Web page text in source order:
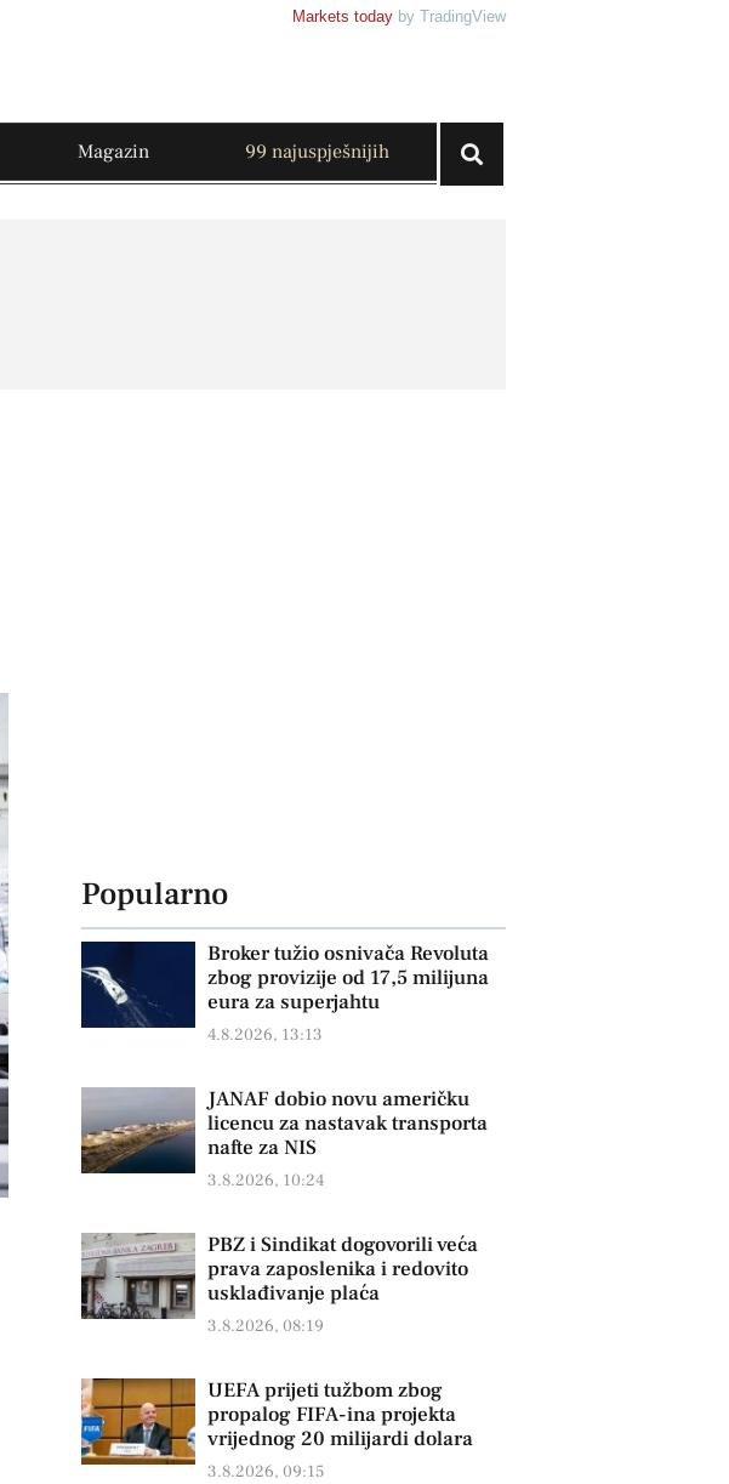
Markets today by TradingView
Magazin 99 najuspješnijih
Popularno
Broker tužio osnivača Revoluta
zbog provizije od 17,5 milijuna
eura za superjahtu
4.8.2026, 13:13
JANAF dobio novu američku
licencu za nastavak transporta
nafte za NIS
3.8.2026, 10:24
PBZ i Sindikat dogovorili veća
prava zaposlenika i redovito
usklađivanje plaća
3.8.2026, 08:19
UEFA prijeti tužbom zbog
propalog FIFA-ina projekta
vrijednog 20 milijardi dolara
3.8.2026, 09:15